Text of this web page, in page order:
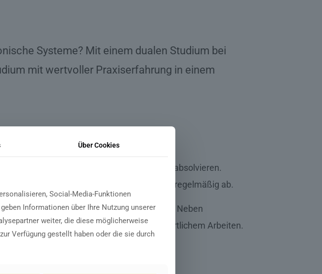
Systeme? Mit einem dualen Studium bei
mit wertvoller Praxiserfahrung in einem
duales Studium im Bereich Elektronik zu absolvieren.
Hochschule und Praxisphasen bei CAT regelmäßig ab.
und wertvolle Berufserfahrung sammeln. Neben
Teamarbeit und eigenverantwortlichem Arbeiten.
Über Cookies
Social-Media-Funktionen
Informationen über Ihre Nutzung unserer
weiter, die diese möglicherweise
Verfügung gestellt haben oder die sie durch